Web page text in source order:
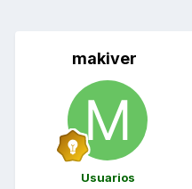
makiver
Usuarios